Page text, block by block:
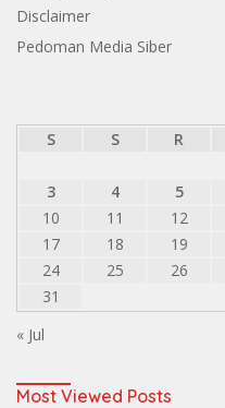
Disclaimer
Pedoman Media Siber
S
S R
3
4 5
10
11 12
17
18 19
24
25 26
31
« Jul
Most Viewed Posts